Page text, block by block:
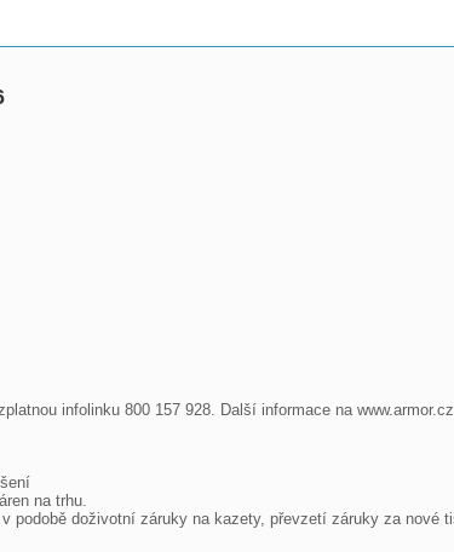
infolinku 800 157 928. Další informace na www.armor.cz